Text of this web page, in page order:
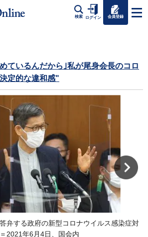
検索 ログイン 会員登録
ているんだから｣私が尾身会長のコロ
定的な違和感"
弁する政府の新型コロナウイルス感染症対
2021年6月4日、国会内